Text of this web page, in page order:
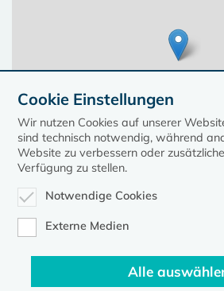
Diese Seite gehört zum
Cookie Einstellungen
Wir nutzen Cookies auf unserer
sind technisch notwendig, während
Website zu verbessern oder
Verfügung zu stellen.
Notwendige Cookies
Externe Medien
Alle